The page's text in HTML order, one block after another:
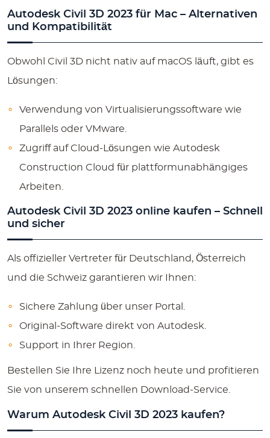
Autodesk Civil 3D 2023 für Mac – Alternativen
und Kompatibilität
Obwohl Civil 3D nicht nativ auf macOS läuft, gibt es
Lösungen:
Verwendung von Virtualisierungssoftware wie
Parallels oder VMware.
Zugriff auf Cloud-Lösungen wie Autodesk
Construction Cloud für plattformunabhängiges
Arbeiten.
Autodesk Civil 3D 2023 online kaufen – Schnell
und sicher
Als offizieller Vertreter für Deutschland, Österreich
und die Schweiz garantieren wir Ihnen:
Sichere Zahlung über unser Portal.
Original-Software direkt von Autodesk.
Support in Ihrer Region.
Bestellen Sie Ihre Lizenz noch heute und profitieren
Sie von unserem schnellen Download-Service.
Warum Autodesk Civil 3D 2023 kaufen?